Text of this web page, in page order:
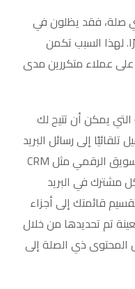
صلة، فقد يظلون في
لهذا السبب تكمن
عملاء متكررين مدى
يمكن أن تتيح لك
إلى رسائل البريد
الإلكتروني. باستخدام بعض أدوات التسويق الرقمي مثل CRM
مشترك في البريد
قائمتك إلى أجزاء
تم تحديدها من خلال
المحتوى ذي الصلة إلى